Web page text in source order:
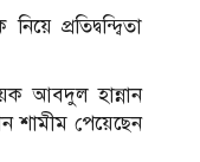
প্রতিদ্বন্দ্বিতা
আবদুল হান্নান
শামীম পেয়েছেন